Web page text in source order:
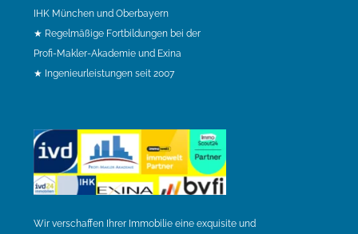
IHK München und Oberbayern
★ Regelmäßige Fortbildungen bei der
Profi-Makler-Akademie und Exina
★ Ingenieurleistungen seit 2007
Wir verschaffen Ihrer Immobilie eine exquisite und